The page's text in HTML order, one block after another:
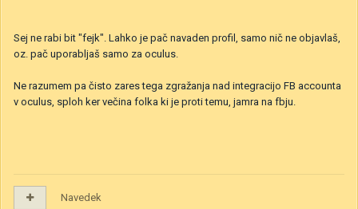
Sej ne rabi bit "fejk". Lahko je pač navaden profil, samo nič ne objavlaš,
oz. pač uporabljaš samo za oculus.
Ne razumem pa čisto zares tega zgražanja nad integracijo FB accounta
v oculus, sploh ker večina folka ki je proti temu, jamra na fbju.
Navedek